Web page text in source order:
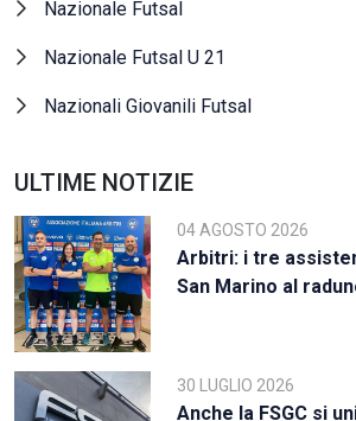
Nazionale Futsal
Nazionale Futsal U 21
Nazionali Giovanili Futsal
ULTIME NOTIZIE
04 AGOSTO 2026
Arbitri: i tre
San Marino al
30 LUGLIO 2026
Anche la FSGC si